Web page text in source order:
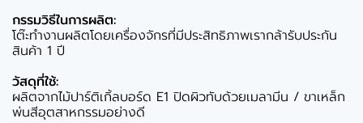
กรรมวิธีในการผลิต:
โต๊ะทำงานผลิตโดยเครื่องจักรที่มีประสิทธิภาพเรากล้ารับประกัน
สินค้า 1 ปี
วัสดุที่ใช้:
ผลิตจากไม้ปาร์ติเกิ้ลบอร์ด E1 ปิดผิวทับด้วยเมลามีน / ขาเหล็ก
พ่นสีอุตสาหกรรมอย่างดี